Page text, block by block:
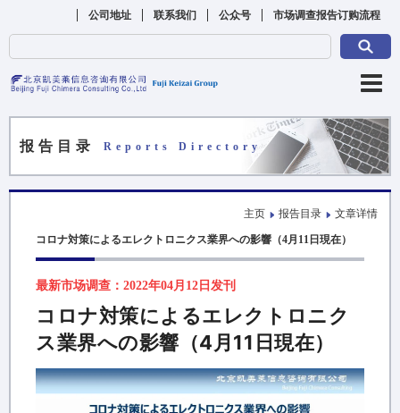
公司地址 联系我们 公众号 市场调查报告订购流程
报告目录 Reports Directory
主页 报告目录 文章详情
コロナ対策によるエレクトロニクス業界への影響（4月11日現在）
最新市场调查：2022年04月12日发刊
コロナ対策によるエレクトロニク
ス業界への影響（4月11日現在）